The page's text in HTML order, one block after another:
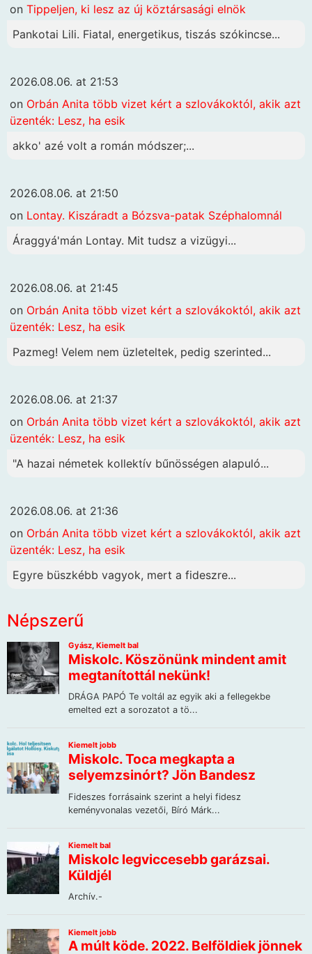
on Tippeljen, ki lesz az új köztársasági elnök
Pankotai Lili. Fiatal, energetikus, tiszás szókincse...
2026.08.06. at 21:53
on Orbán Anita több vizet kért a szlovákoktól, akik azt
üzenték: Lesz, ha esik
akko' azé volt a román módszer;...
2026.08.06. at 21:50
on Lontay. Kiszáradt a Bózsva-patak Széphalomnál
Áraggyá'mán Lontay. Mit tudsz a vizügyi...
2026.08.06. at 21:45
on Orbán Anita több vizet kért a szlovákoktól, akik azt
üzenték: Lesz, ha esik
Pazmeg! Velem nem üzleteltek, pedig szerinted...
2026.08.06. at 21:37
on Orbán Anita több vizet kért a szlovákoktól, akik azt
üzenték: Lesz, ha esik
"A hazai németek kollektív bűnösségen alapuló...
2026.08.06. at 21:36
on Orbán Anita több vizet kért a szlovákoktól, akik azt
üzenték: Lesz, ha esik
Egyre büszkébb vagyok, mert a fideszre...
Népszerű